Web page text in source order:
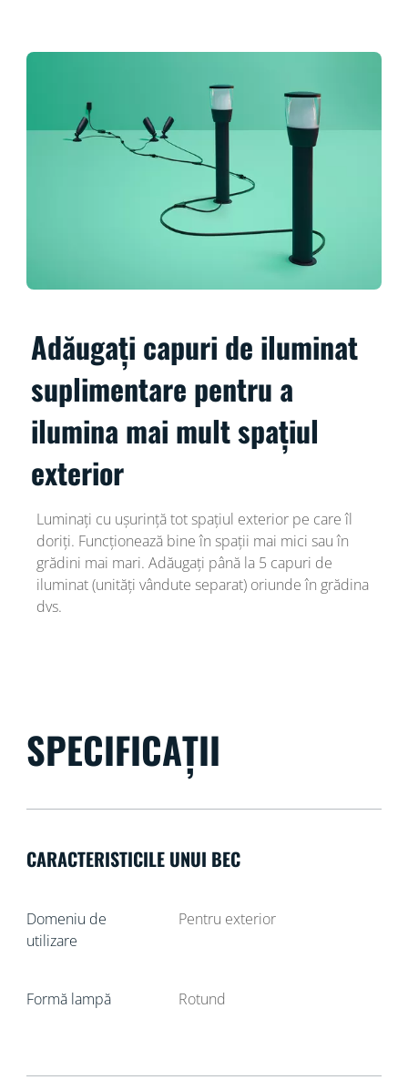
Adăugați capuri de iluminat
suplimentare pentru a
ilumina mai mult spațiul
exterior
Luminați cu ușurință tot spațiul exterior pe care îl
doriți. Funcționează bine în spații mai mici sau în
grădini mai mari. Adăugați până la 5 capuri de
iluminat (unități vândute separat) oriunde în grădina
dvs.
SPECIFICAȚII
CARACTERISTICILE UNUI BEC
Domeniu de
utilizare
Pentru exterior
Formă lampă Rotund